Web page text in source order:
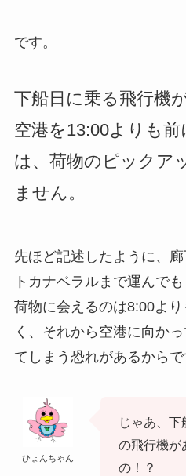
です。
下船日に乗る飛行機
空港を13:00よりも
は、荷物のピックア
ません。
先ほど記述したように、
トカナベラルまで運んで
荷物に会えるのは8:00よ
く、それから空港に向か
てしまう恐れがあるからで
ひょんちゃん
じゃあ、
の飛行機が
の！？